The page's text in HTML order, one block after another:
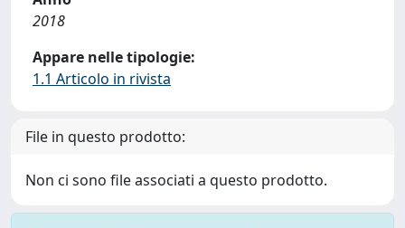
2018
Appare nelle tipologie:
1.1 Articolo in rivista
File in questo prodotto:
Non ci sono file associati a questo prodotto.